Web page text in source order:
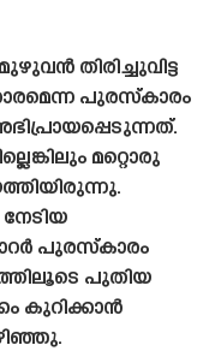
തിരിച്ചുവിട്ട
പുരസ്‌കാരം
മറ്റൊരു
പുരസ്‌കാരം
പുതിയ
കുറിക്കാൻ